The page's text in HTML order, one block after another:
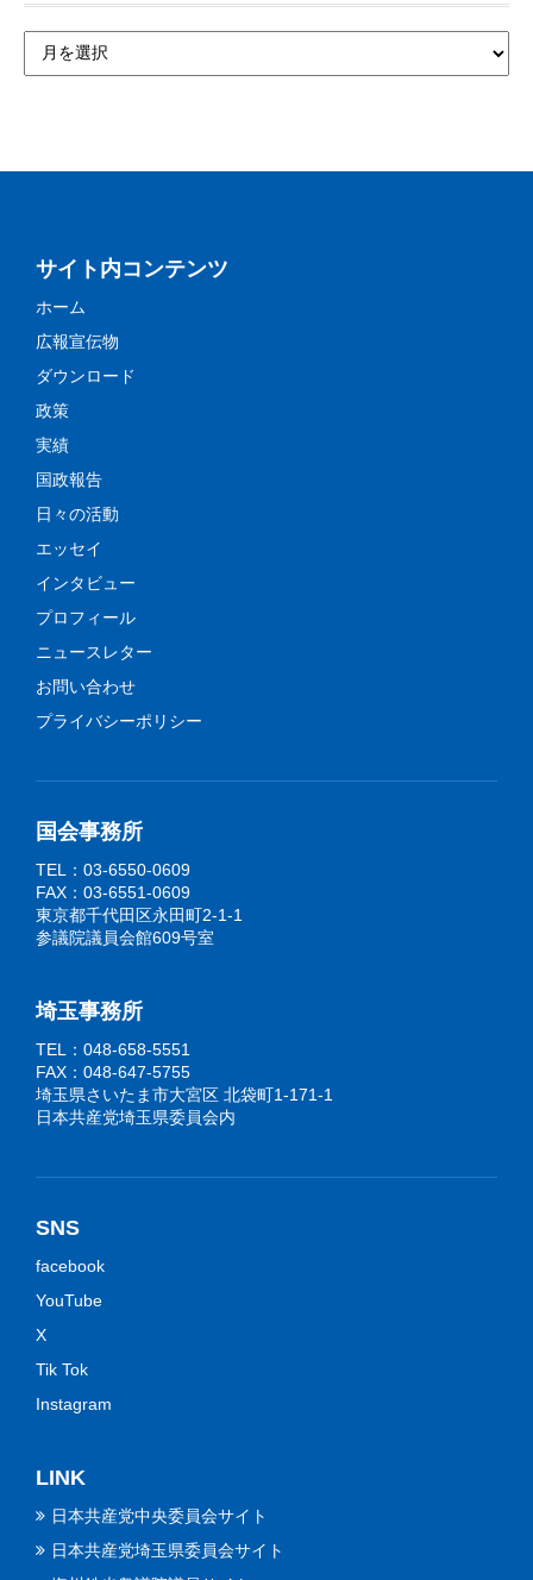
サイト内コンテンツ
ホーム
広報宣伝物
ダウンロード
政策
実績
国政報告
日々の活動
エッセイ
インタビュー
プロフィール
ニュースレター
お問い合わせ
プライバシーポリシー
国会事務所
TEL：03-6550-0609
FAX：03-6551-0609
東京都千代田区永田町2-1-1
参議院議員会館609号室
埼玉事務所
TEL：048-658-5551
FAX：048-647-5755
埼玉県さいたま市大宮区 北袋町1-171-1
日本共産党埼玉県委員会内
SNS
facebook
YouTube
X
Tik Tok
Instagram
LINK
日本共産党中央委員会サイト
日本共産党埼玉県委員会サイト